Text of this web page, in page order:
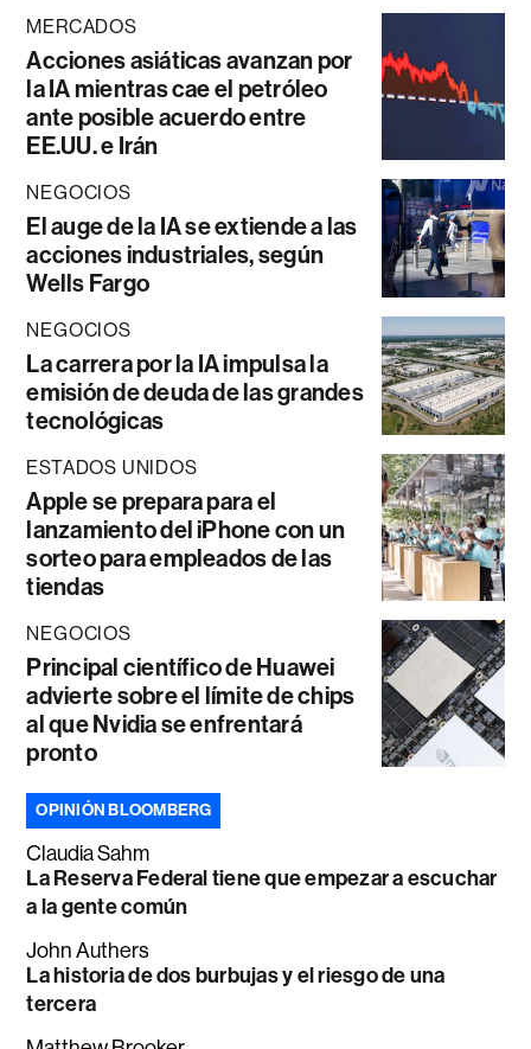
MERCADOS
Acciones asiáticas avanzan por
la IA mientras cae el petróleo
ante posible acuerdo entre
EE.UU. e Irán
NEGOCIOS
El auge de la IA se extiende a las
acciones industriales, según
Wells Fargo
NEGOCIOS
La carrera por la IA impulsa la
emisión de deuda de las grandes
tecnológicas
ESTADOS UNIDOS
Apple se prepara para el
lanzamiento del iPhone con un
sorteo para empleados de las
tiendas
NEGOCIOS
Principal científico de Huawei
advierte sobre el límite de chips
al que Nvidia se enfrentará
pronto
OPINIÓN BLOOMBERG
Claudia Sahm
La Reserva Federal tiene que empezar a escuchar
a la gente común
John Authers
La historia de dos burbujas y el riesgo de una
tercera